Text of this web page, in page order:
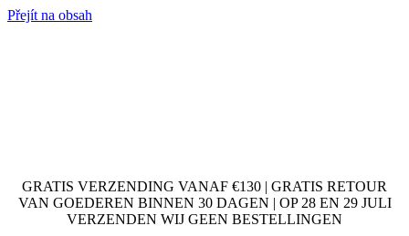
Přejít na obsah
GRATIS VERZENDING VANAF €130 | GRATIS RETOUR
VAN GOEDEREN BINNEN 30 DAGEN | OP 28 EN 29 JULI
VERZENDEN WIJ GEEN BESTELLINGEN